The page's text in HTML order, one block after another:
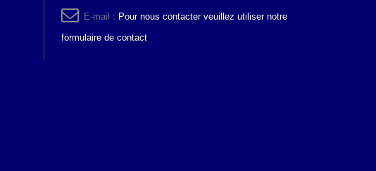
E-mail : Pour nous contacter veuillez utiliser notre
formulaire de contact